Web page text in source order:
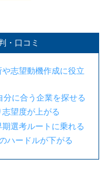
・口コミ
志望動機作成に役立
に合う企業を探せる
望度が上がる
選考ルートに乗れる
ハードルが下がる